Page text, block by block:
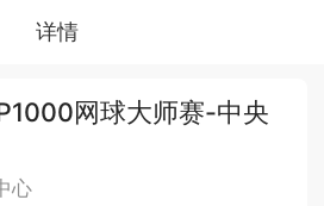
详情
网球大师赛-中央
心